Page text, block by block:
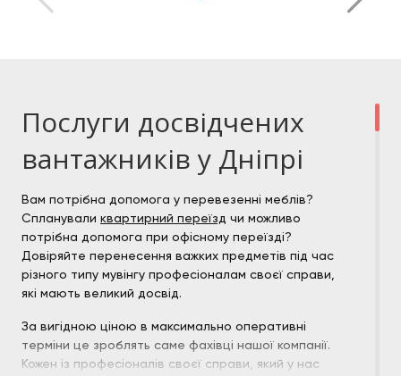
Послуги досвідчених
вантажників у Дніпрі
Вам потрібна допомога у перевезенні меблів?
Спланували квартирний переїзд чи можливо
потрібна допомога при офісному переїзді?
Довіряйте перенесення важких предметів під час
різного типу мувінгу професіоналам своєї справи,
які мають великий досвід.
За вигідною ціною в максимально оперативні
терміни це зроблять саме фахівці нашої компанії.
Кожен із професіоналів своєї справи, який у нас